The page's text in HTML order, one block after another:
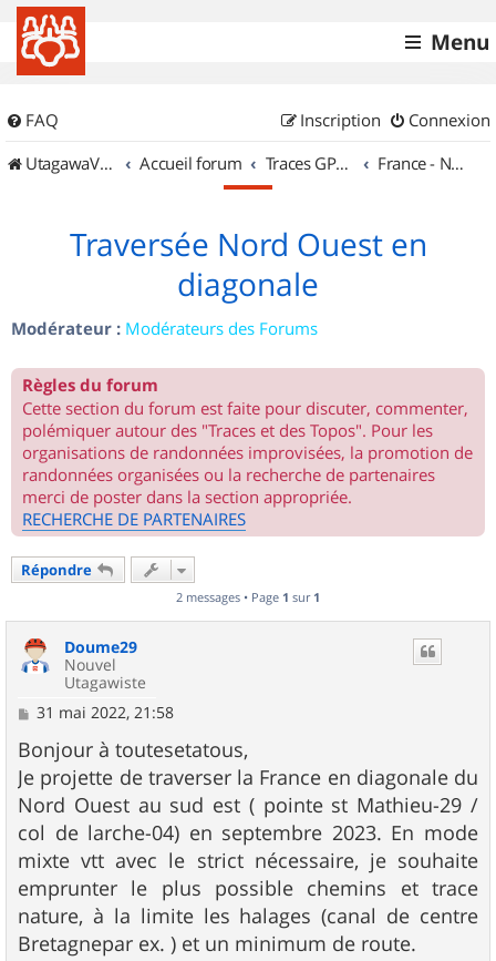
Menu
FAQ Connexion
Inscription
UtagawaVTT (Randos VTT et VTTAE avec traces GPS)
Accueil forum Traces GPS de randos VTT France - Nord Ouest
Traversée Nord Ouest en
diagonale
Modérateur : Modérateurs des Forums
Règles du forum
Cette section du forum est faite pour discuter, commenter,
polémiquer autour des "Traces et des Topos". Pour les
organisations de randonnées improvisées, la promotion de
randonnées organisées ou la recherche de partenaires
merci de poster dans la section appropriée.
RECHERCHE DE PARTENAIRES
Répondre
2 messages • Page 1 sur 1
Doume29
Nouvel
Utagawiste
M
s
s
a
g
e
31 mai 2022, 21:58
Bonjour à toutesetatous,
Je projette de traverser la France en diagonale du
Nord Ouest au sud est ( pointe st Mathieu-29 /
col de larche-04) en septembre 2023. En mode
mixte vtt avec le strict nécessaire, je souhaite
emprunter le plus possible chemins et trace
nature, à la limite les halages (canal de centre
Bretagnepar ex. ) et un minimum de route.